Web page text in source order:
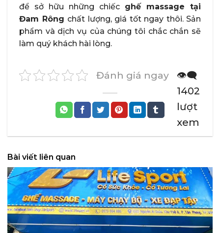
để sở hữu những chiếc ghế massage tại
Đam Rông chất lượng, giá tốt ngay thôi. Sản
phẩm và dịch vụ của chúng tôi chắc chắn sẽ
làm quý khách hài lòng.
Đánh giá ngay
👁️‍🗨️
1402
lượt
xem
Bài viết liên quan